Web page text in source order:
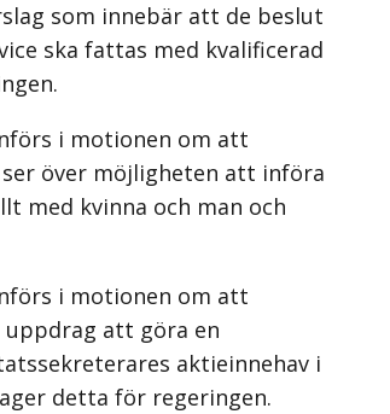
som innebär att de beslut
ska fattas med kvalificerad
i motionen om att
över möjligheten att införa
med kvinna och man och
i motionen om att
att göra en
aktieinnehav i
detta för regeringen.